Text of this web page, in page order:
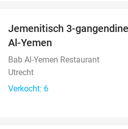
Jemenitisch 3-
Al-Yemen
Bab Al-Yemen Restaurant
Utrecht
Verkocht: 6